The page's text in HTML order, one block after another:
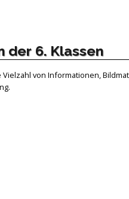
der 6. Klassen
von Informationen,